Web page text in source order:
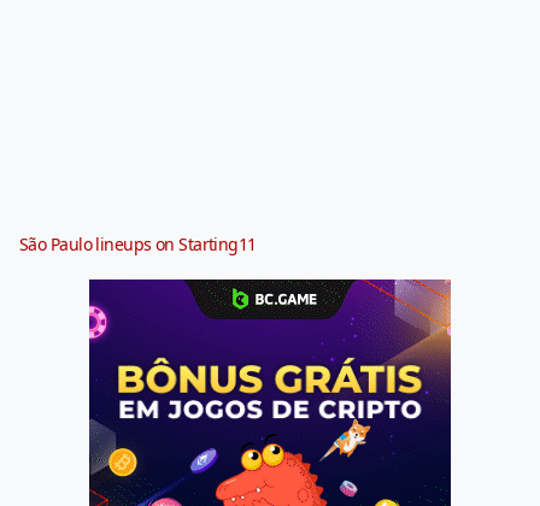
São Paulo lineups on Starting11